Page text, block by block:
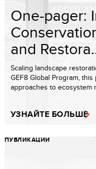
One-pager:
and
Scaling landscape
GEF8 Global Program,
approaches to ecosystem
УЗНАЙТЕ БОЛЬШЕ
ПУБЛИКАЦИИ